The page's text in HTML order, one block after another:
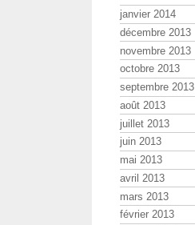
janvier 2014
décembre 2013
novembre 2013
octobre 2013
septembre 2013
août 2013
juillet 2013
juin 2013
mai 2013
avril 2013
mars 2013
février 2013